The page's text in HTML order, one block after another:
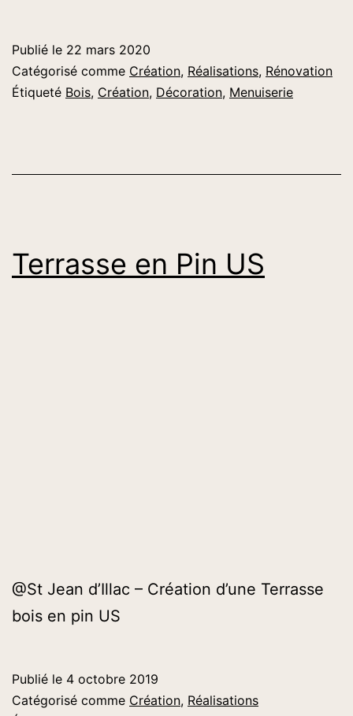
Publié le 22 mars 2020
Catégorisé comme Création, Réalisations, Rénovation
Étiqueté Bois, Création, Décoration, Menuiserie
Terrasse en Pin US
@St Jean d’Illac – Création d’une Terrasse
bois en pin US
Publié le 4 octobre 2019
Catégorisé comme Création, Réalisations